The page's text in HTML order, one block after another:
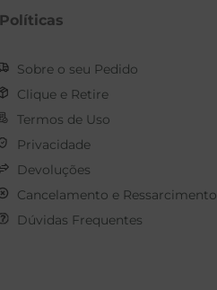
Políticas
Sobre o seu Pedido
Clique e Retire
Termos de Uso
Privacidade
Devoluções
Cancelamento e Ressarcimento
Dúvidas Frequentes